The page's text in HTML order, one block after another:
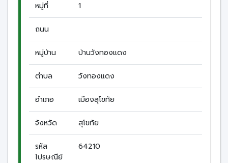
หมู่ที่ 1
ถนน
หมู่บ้าน บ้านวังทองแดง
ตำบล วังทองแดง
อำเภอ เมืองสุโขทัย
จังหวัด สุโขทัย
รหัส
ไปรษณีย์
64210